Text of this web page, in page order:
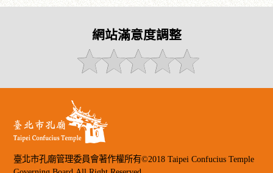
網站滿意度調整
臺北市孔廟管理委員會著作權所有©2018 Taipei Confucius Temple